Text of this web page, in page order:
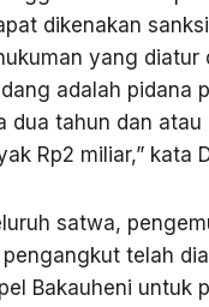
dikenakan
yang diatur
adalah pidana
dua tahun dan atau
Rp2 miliar,” kata
satwa,
pengangkut telah
Bakauheni untuk